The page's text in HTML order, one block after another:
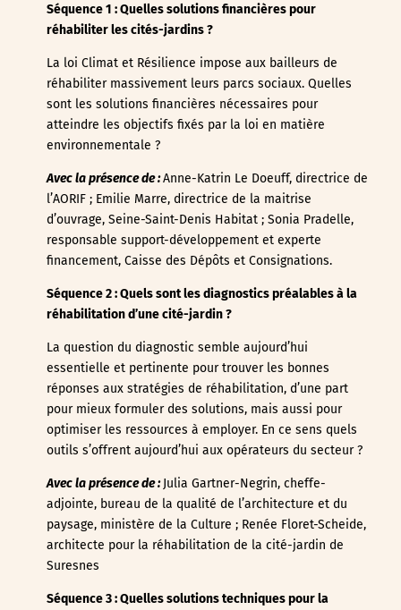
Séquence 1 : Quelles solutions financières pour
réhabiliter les cités-jardins ?
La loi Climat et Résilience impose aux bailleurs de
réhabiliter massivement leurs parcs sociaux. Quelles
sont les solutions financières nécessaires pour
atteindre les objectifs fixés par la loi en matière
environnementale ?
Avec la présence de :Anne-Katrin Le Doeuff, directrice de
l’AORIF ; Emilie Marre, directrice de la maitrise
d’ouvrage, Seine-Saint-Denis Habitat ; Sonia Pradelle,
responsable support-développement et experte
financement, Caisse des Dépôts et Consignations.
Séquence 2 : Quels sont les diagnostics préalables à la
réhabilitation d’une cité-jardin ?
La question du diagnostic semble aujourd’hui
essentielle et pertinente pour trouver les bonnes
réponses aux stratégies de réhabilitation, d’une part
pour mieux formuler des solutions, mais aussi pour
optimiser les ressources à employer. En ce sens quels
outils s’offrent aujourd’hui aux opérateurs du secteur ?
Avec la présence de : Julia Gartner-Negrin, cheffe-
adjointe, bureau de la qualité de l’architecture et du
paysage, ministère de la Culture ; Renée Floret-Scheide,
architecte pour la réhabilitation de la cité-jardin de
Suresnes
Séquence 3 : Quelles solutions techniques pour la